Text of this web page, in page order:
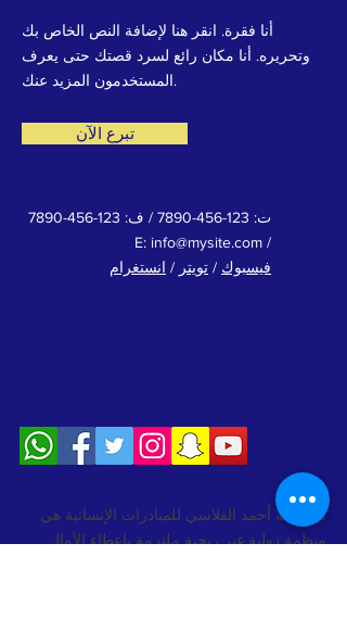
أنا فقرة. انقر هنا لإضافة النص الخاص بك
وتحريره. أنا مكان رائع لسرد قصتك حتى يعرف
المستخدمون المزيد عنك.
تبرع الآن
ت: 123-456-7890 / ف: 123-456-7890
/ E:
info@mysite.com
فيسبوك / تويتر / انستغرام
مؤسسة أحمد الفلاسي للمبادرات الإنسانية هي
منظمة دولية غير ربحية ملتزمة بإعطاء الآمال